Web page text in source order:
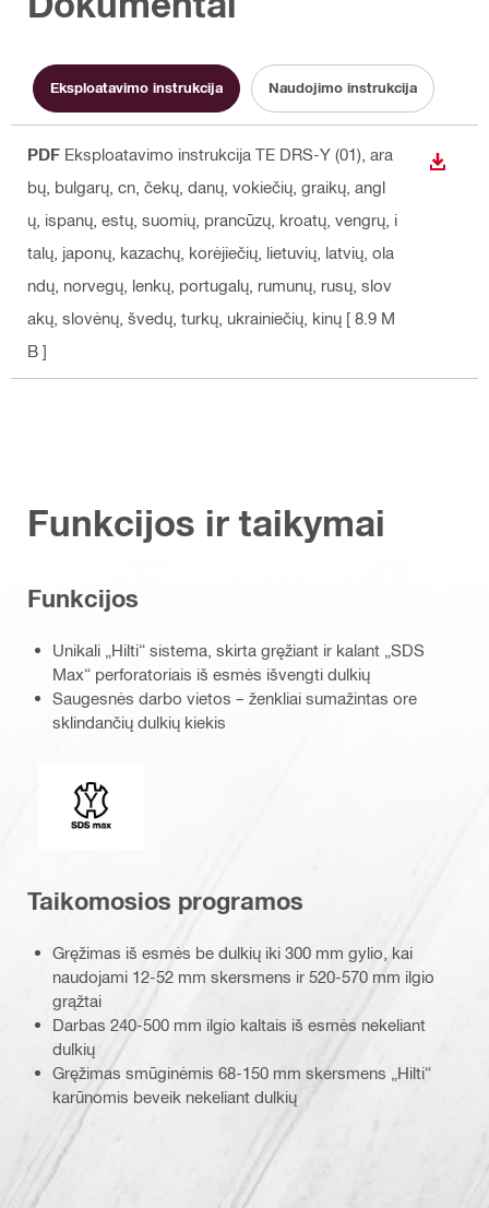
Eksploatavimo instrukcija Naudojimo instrukcija
PDF Eksploatavimo instrukcija TE DRS-Y (01) , ara
bų, bulgarų, cn, čekų, danų, vokiečių, graikų, angl
ų, ispanų, estų, suomių, prancūzų, kroatų, vengrų, i
talų, japonų, kazachų, korėjiečių, lietuvių, latvių, ola
ndų, norvegų, lenkų, portugalų, rumunų, rusų, slov
akų, slovėnų, švedų, turkų, ukrainiečių, kinų [ 8.9 M
B ]
Funkcijos ir taikymai
Funkcijos
Unikali „Hilti“ sistema, skirta gręžiant ir kalant „SDS
Max“ perforatoriais iš esmės išvengti dulkių
Saugesnės darbo vietos – ženkliai sumažintas ore
sklindančių dulkių kiekis
Jungimo antgalis
Taikomosios programos
Gręžimas iš esmės be dulkių iki 300 mm gylio, kai
naudojami 12-52 mm skersmens ir 520-570 mm ilgio
grąžtai
Darbas 240-500 mm ilgio kaltais iš esmės nekeliant
dulkių
Gręžimas smūginėmis 68-150 mm skersmens „Hilti“
karūnomis beveik nekeliant dulkių